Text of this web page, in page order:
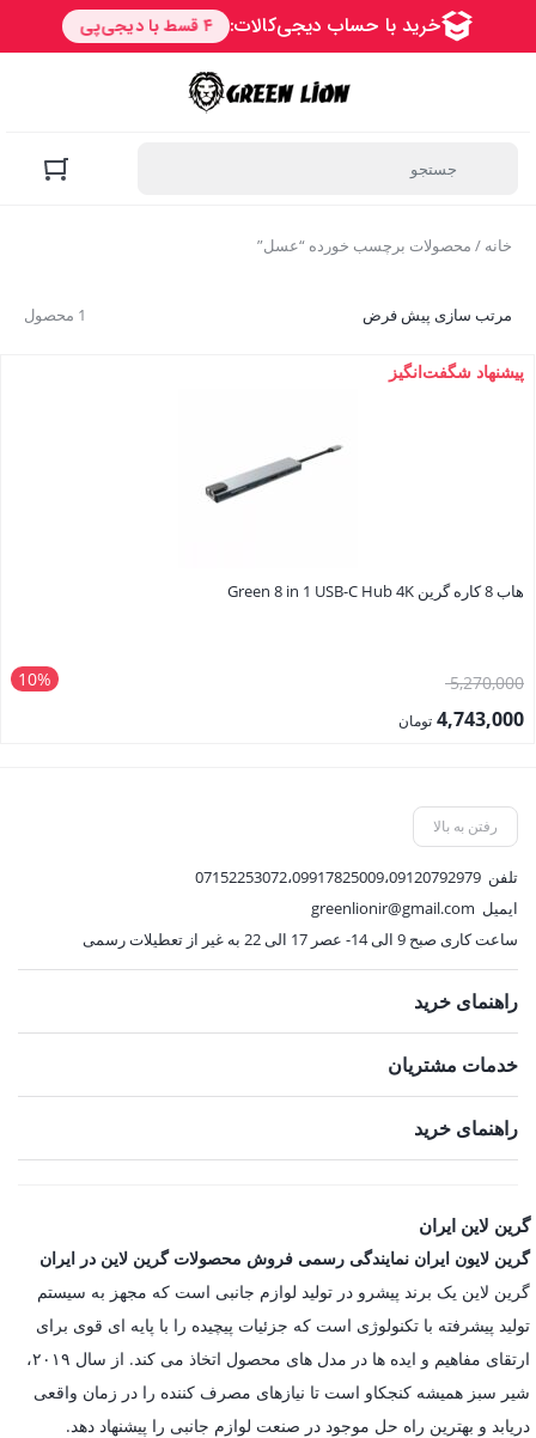
خانه / محصولات برچسب خورده “عسل”
1 محصول مرتب سازی پیش فرض
پیشنهاد شگفت‌انگیز
هاب 8 کاره گرین Green 8 in 1 USB-C Hub 4K
10% 5,270,000قیمت
اصلی:4,743,000 تومان
4,743,000 تومان.
رفتن به بالا
تلفن 07152253072،09917825009،09120792979
ایمیل greenlionir@gmail.com
ساعت کاری صبح 9 الی 14- عصر 17 الی 22 به غیر از تعطیلات رسمی
راهنمای خرید
خدمات مشتریان
راهنمای خرید
گرین لاین ایران
گرین لایون ایران نمایندگی رسمی فروش محصولات گرین لاین در ایران
گرین لاین یک برند پیشرو در تولید لوازم جانبی است که مجهز به سیستم
تولید پیشرفته با تکنولوژی است که جزئیات پیچیده را با پایه ای قوی برای
ارتقای مفاهیم و ایده ها در مدل های محصول اتخاذ می کند. از سال ۲۰۱۹،
شیر سبز همیشه کنجکاو است تا نیازهای مصرف کننده را در زمان واقعی
دریابد و بهترین راه حل موجود در صنعت لوازم جانبی را پیشنهاد دهد.